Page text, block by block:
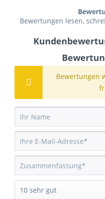
Bewertungen lesen,
Bewertungen